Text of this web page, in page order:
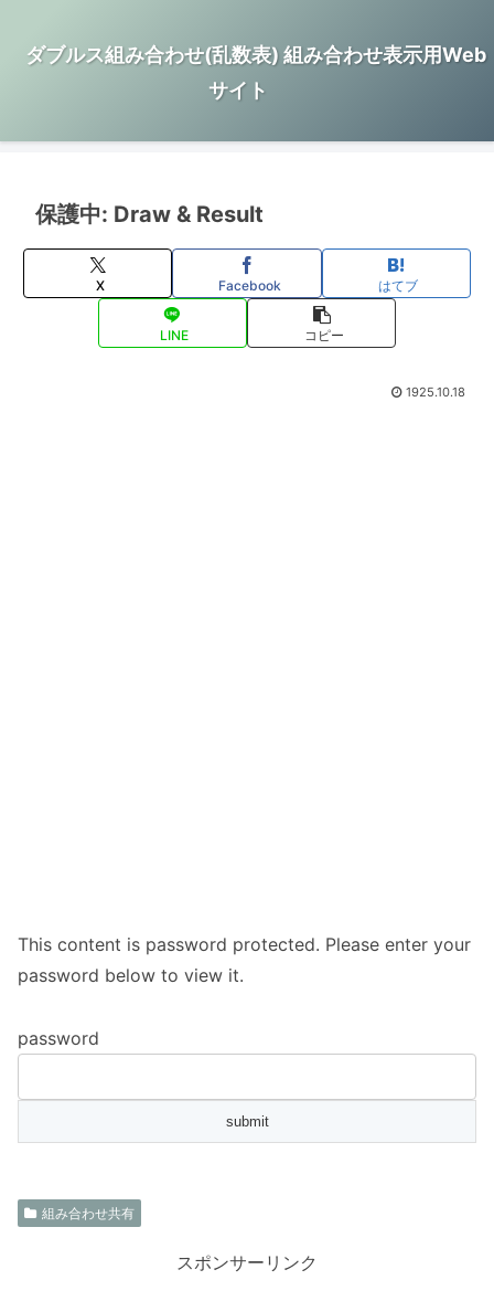
ダブルス組み合わせ(乱数表) 組み合わせ表示用Web
サイト
保護中: Draw & Result
X Facebook はてブ
LINE コピー
1925.10.18
This content is password protected. Please enter your
password below to view it.
password
組み合わせ共有
スポンサーリンク